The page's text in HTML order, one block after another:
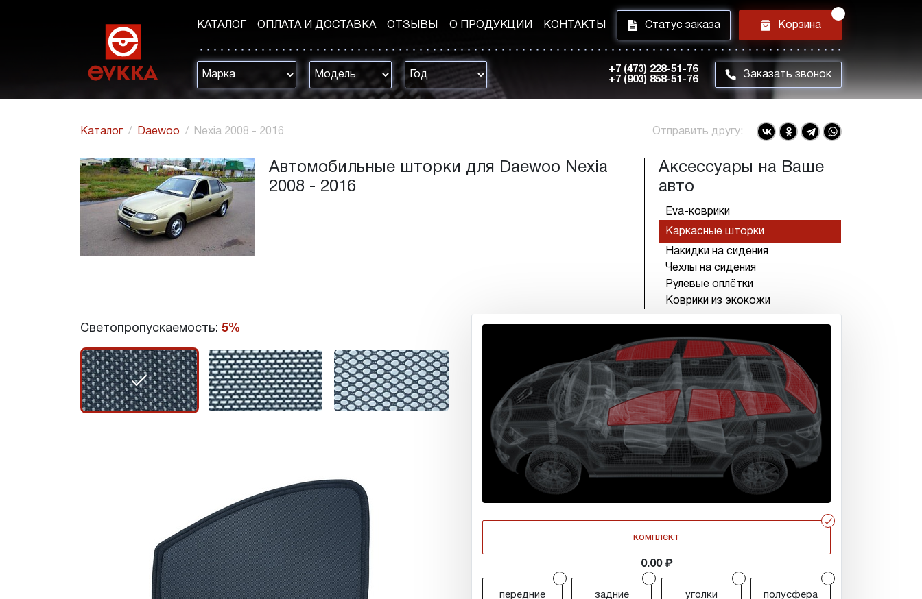
КАТАЛОГ ОПЛАТА И ДОСТАВКА ОТЗЫВЫ О ПРОДУКЦИИ КОНТАКТЫ i Статус заказа h Корзина
+7 (473) 228-51-76
+7 (903) 858-51-76
m Заказать звонок
Каталог Daewoo Nexia 2008 - 2016 Отправить другу:
Автомобильные шторки для Daewoo Nexia
2008 - 2016
Аксессуары на Ваше
авто
Eva-коврики
Каркасные шторки
Накидки на сидения
Чехлы на сидения
Рулевые оплётки
Коврики из экокожи
Светопропускаемость: 5%
r
r
комплект
0.00
передние задние уголки полусфера